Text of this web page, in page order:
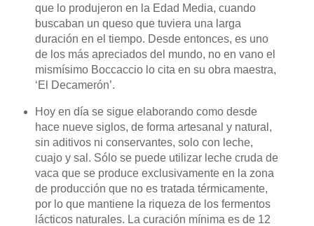
que lo produjeron en la Edad Media, cuando
buscaban un queso que tuviera una larga
duración en el tiempo. Desde entonces, es uno
de los más apreciados del mundo, no en vano el
mismísimo Boccaccio lo cita en su obra maestra,
‘El Decamerón’.
Hoy en día se sigue elaborando como desde
hace nueve siglos, de forma artesanal y natural,
sin aditivos ni conservantes, solo con leche,
cuajo y sal. Sólo se puede utilizar leche cruda de
vaca que se produce exclusivamente en la zona
de producción que no es tratada térmicamente,
por lo que mantiene la riqueza de los fermentos
lácticos naturales. La curación mínima es de 12